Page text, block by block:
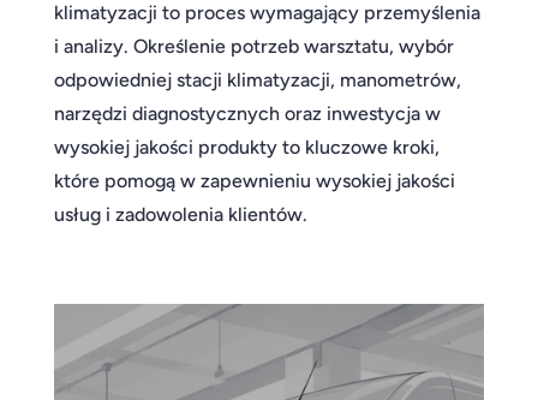
klimatyzacji to proces wymagający przemyślenia
i analizy. Określenie potrzeb warsztatu, wybór
odpowiedniej stacji klimatyzacji, manometrów,
narzędzi diagnostycznych oraz inwestycja w
wysokiej jakości produkty to kluczowe kroki,
które pomogą w zapewnieniu wysokiej jakości
usług i zadowolenia klientów.